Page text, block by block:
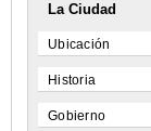
La Ciudad
Ubicación
Historia
Gobierno